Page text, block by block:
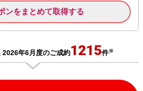
ンをまとめて取得する
2026年6月度のご成約1215件※